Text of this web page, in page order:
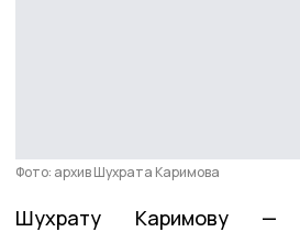
Фото: архив Шухрата Каримова
Шухрату Каримову